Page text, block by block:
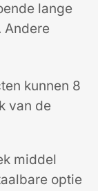
lange
Andere
kunnen 8
van de
middel
optie